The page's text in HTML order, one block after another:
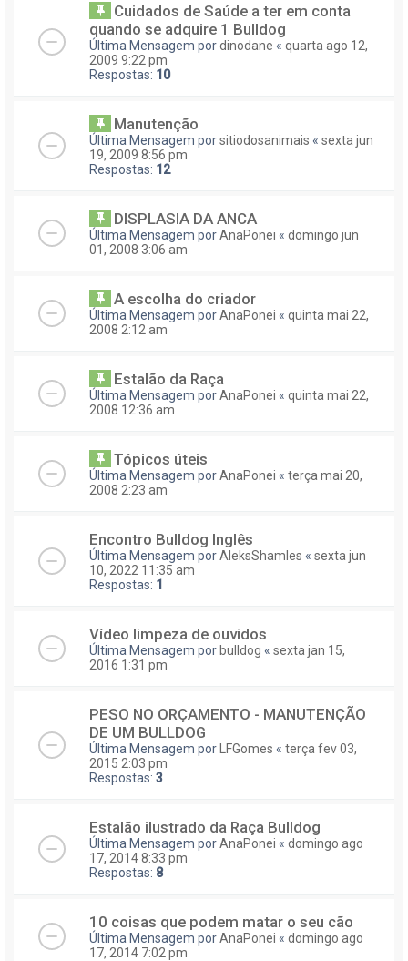
Cuidados de Saúde a ter em conta
quando se adquire 1 Bulldog
Última Mensagem pordinodane « quarta ago 12,
2009 9:22 pm
Respostas: 10
Manutenção
Última Mensagem porsitiodosanimais « sexta jun
19, 2009 8:56 pm
Respostas: 12
DISPLASIA DA ANCA
Última Mensagem porAnaPonei « domingo jun
01, 2008 3:06 am
A escolha do criador
Última Mensagem porAnaPonei « quinta mai 22,
2008 2:12 am
Estalão da Raça
Última Mensagem porAnaPonei « quinta mai 22,
2008 12:36 am
Tópicos úteis
Última Mensagem porAnaPonei « terça mai 20,
2008 2:23 am
Encontro Bulldog Inglês
Última Mensagem porAleksShamles « sexta jun
10, 2022 11:35 am
Respostas: 1
Vídeo limpeza de ouvidos
Última Mensagem por bulldog « sexta jan 15,
2016 1:31 pm
PESO NO ORÇAMENTO - MANUTENÇÃO
DE UM BULLDOG
Última Mensagem por LFGomes « terça fev 03,
2015 2:03 pm
Respostas: 3
Estalão ilustrado da Raça Bulldog
Última Mensagem porAnaPonei « domingo ago
17, 2014 8:33 pm
Respostas: 8
10 coisas que podem matar o seu cão
Última Mensagem porAnaPonei « domingo ago
17, 2014 7:02 pm